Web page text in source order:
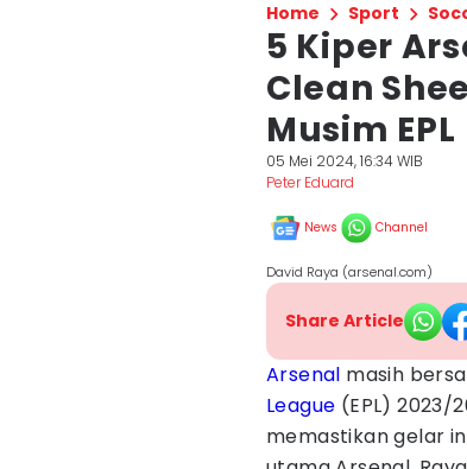
Home Sport
5 Kiper
Clean
Musim EPL
05 Mei 2024, 16:34 WIB
Peter Eduard
News Channel
David Raya (arsenal.com)
Share Article
Arsenal masih
League (EPL) 2023/
memastikan gelar